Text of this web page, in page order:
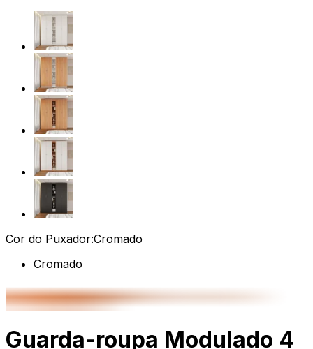
Cor do Puxador:Cromado
Cromado
Guarda-roupa Modulado 4